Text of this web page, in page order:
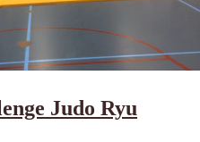
Judo Ryu